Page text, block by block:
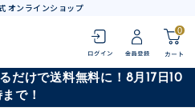
オンラインショップ
0
だけで送料無料に！8月17日10
まで！